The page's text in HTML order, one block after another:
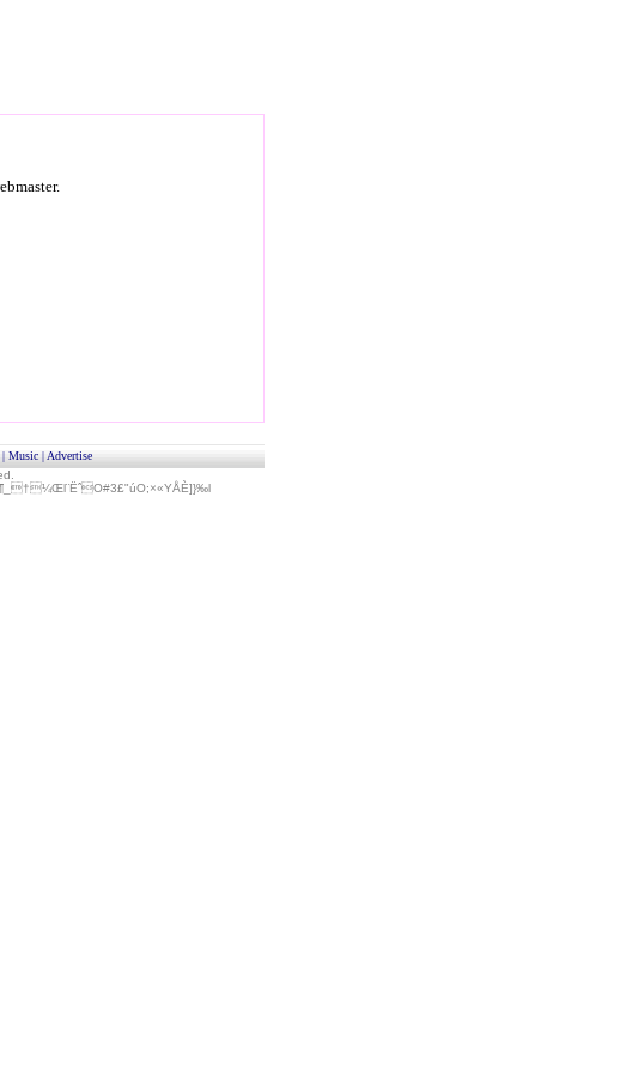
| Music | Advertise